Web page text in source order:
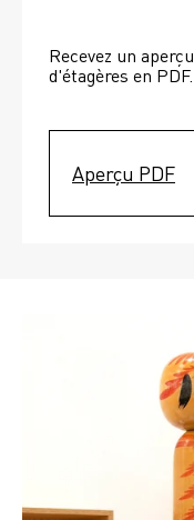
Recevez un
d'étagères en PDF.
Aperçu PDF